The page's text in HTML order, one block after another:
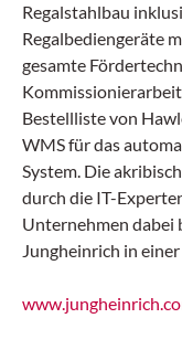
Regalstahlbau
Regalbediengeräte
gesamte
Bestellliste von
WMS für das
System. Die
durch die IT-
Unternehmen dabei
Jungheinrich in